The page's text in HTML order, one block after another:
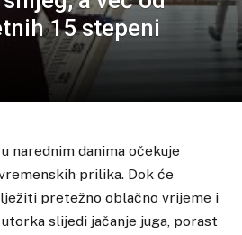
15 stepeni
narednim danima očekuje
prilika. Dok će
pretežno oblačno vrijeme i
slijedi jačanje juga, porast